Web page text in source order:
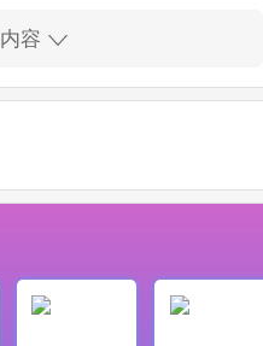
可以自由使用，帮助玩家
人兴奋的关卡，每个关卡
玩家可以选择独自战斗或
容